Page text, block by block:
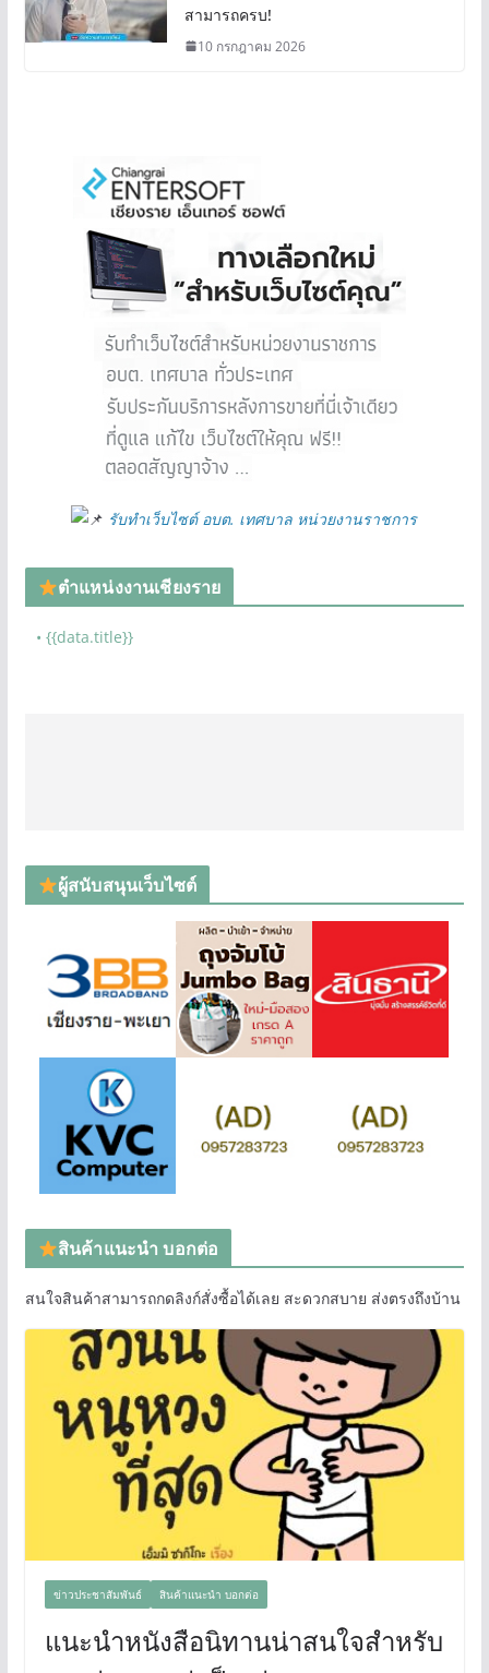
สามารถครบ!
10 กรกฎาคม 2026
รับทำเว็บไซต์ อบต. เทศบาล หน่วยงานราชการ
ตำแหน่งงานเชียงราย
• {{data.title}}
ผู้สนับสนุนเว็บไซต์
สินค้าแนะนำ บอกต่อ
สนใจสินค้าสามารถกดลิงก์สั่งซื้อได้เลย สะดวกสบาย ส่งตรงถึงบ้าน
ข่าวประชาสัมพันธ์ สินค้าแนะนำ บอกต่อ
แนะนำหนังสือนิทานน่าสนใจสำหรับ